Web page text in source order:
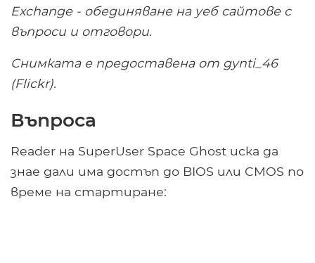
Exchange - обединяване на уеб сайтове с
въпроси и отговори.
Снимката е предоставена от gynti_46
(Flickr).
Въпроса
Reader на SuperUser Space Ghost иска да
знае дали има достъп до BIOS или CMOS по
време на стартиране: